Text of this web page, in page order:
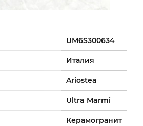
UM6S300634
Италия
Ariostea
Ultra Marmi
Керамогранит